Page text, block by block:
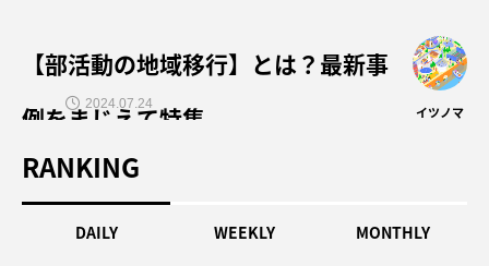
【部活動の地域移行】とは？最新事
例をまじえて特集
イツノマ
2024.07.24
RANKING
DAILY WEEKLY MONTHLY